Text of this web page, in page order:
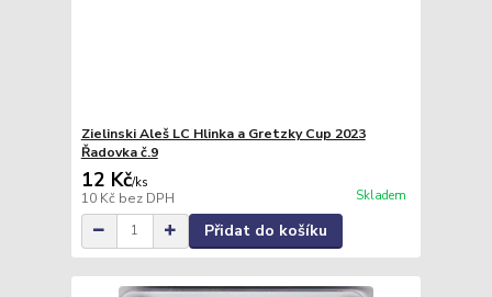
Zielinski Aleš LC Hlinka a Gretzky Cup 2023
Řadovka č.9
12 Kč/ks
10 Kč bez DPH Skladem
Přidat do košíku